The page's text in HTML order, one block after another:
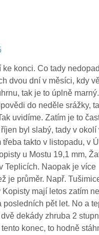
ke konci. Co tady
dvou dní v měsíci, kdy
tak je to úplně
do neděle srážky,
uvidíme. Zatím je to
byl slabý, tady v okolí
takto v listopadu, v
u Mostu 19,1 mm,
Teplicích. Naopak je více
je průměr. Např.
Kopisty mají letos zatím
pět let. No a
dekády zhruba 2
konec, to hodně